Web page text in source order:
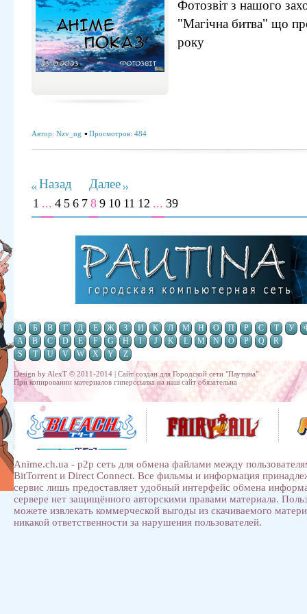
Фотозвіт з нашого
"Магічна битва" що
року
Автор: Nzv_ng Просмотров: 484
Назад Далее
1 ... 4 5 6 7 8 9 10 11 12 ... 39
А Б В Г Д Е Ж З И К Л М Н О П Р С Т У
A
B C D E F G H I J K L M N O P Q
R
S
T U V W X Y Z
Design by AlexT © 2011-2014 | Сайт создан для Городской сети "Паутина"
При копировании материалов гиперссылка на наш сайт обязательна
Anime.ch.ua - p2p сеть для обмена файлами между
BitTorrent и Direct Connect. Все фильмы и информация
сервис лишь предоставляет удобный интерфейс обмена
сервере нет защищённого авторскими правами материала.
можете извлекать коммерческой выгоды из скачиваемого
никакой ответственности за нарушения пользователей.